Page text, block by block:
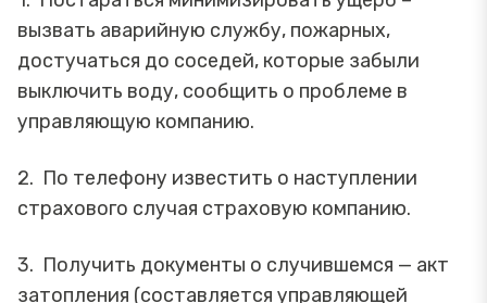
вызвать аварийную службу, пожарных,
достучаться до соседей, которые забыли
выключить воду, сообщить о проблеме в
управляющую компанию.
2. По телефону известить о наступлении
страхового случая страховую компанию.
3. Получить документы о случившемся — акт
затопления (составляется управляющей